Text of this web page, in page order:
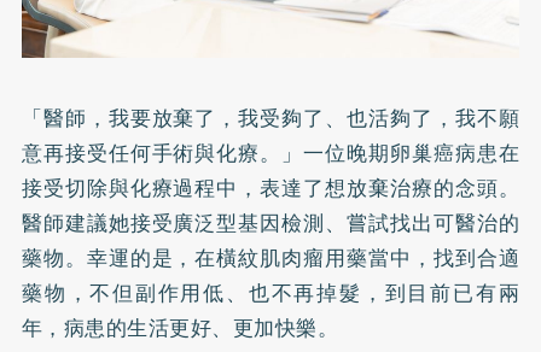
「醫師，我要放棄了，我受夠了、也活夠了，我不願
意再接受任何手術與化療。」一位晚期卵巢癌病患在
接受切除與化療過程中，表達了想放棄治療的念頭。
醫師建議她接受廣泛型基因檢測、嘗試找出可醫治的
藥物。幸運的是，在橫紋肌肉瘤用藥當中，找到合適
藥物，不但副作用低、也不再掉髮，到目前已有兩
年，病患的生活更好、更加快樂。